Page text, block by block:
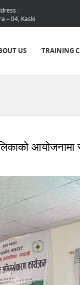
:
– 04, Kaski
US TRAINING